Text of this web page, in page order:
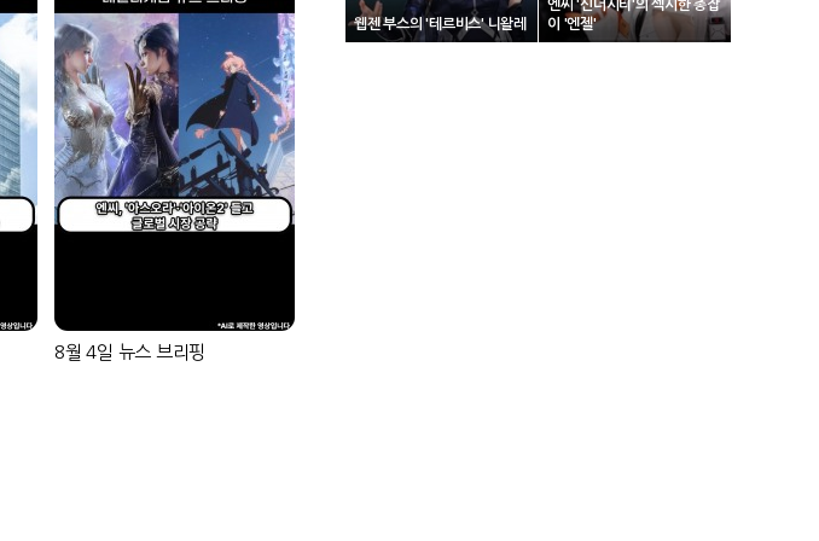
8월 4일 뉴스 브리핑
웹젠 부스의 '테르비스' 니왈레
엔씨 '신더시티'의 섹시한 총잡
이 '엔젤'